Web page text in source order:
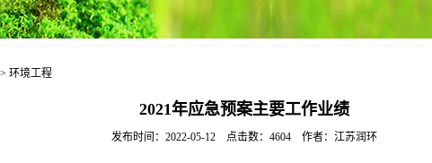
环境工程
2021年应急预案主要工作业绩
发布时间：2022-05-12 点击数：4604 作者：江苏润环